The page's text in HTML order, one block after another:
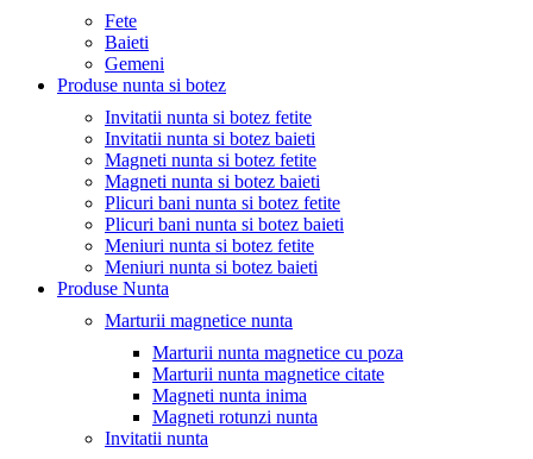
Fete
Baieti
Gemeni
Produse nunta si botez
Invitatii nunta si botez fetite
Invitatii nunta si botez baieti
Magneti nunta si botez fetite
Magneti nunta si botez baieti
Plicuri bani nunta si botez fetite
Plicuri bani nunta si botez baieti
Meniuri nunta si botez fetite
Meniuri nunta si botez baieti
Produse Nunta
Marturii magnetice nunta
Marturii nunta magnetice cu poza
Marturii nunta magnetice citate
Magneti nunta inima
Magneti rotunzi nunta
Invitatii nunta